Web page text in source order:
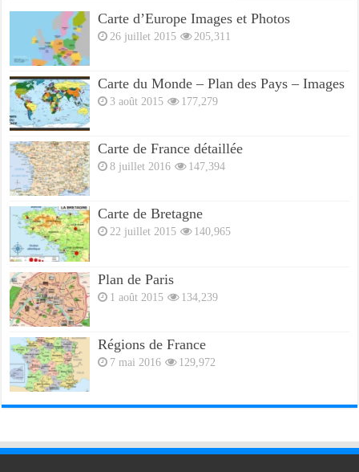
Carte d’Europe Images et Photos
26 juillet 2015 205,311
Carte du Monde – Plan des Pays – Images
3 août 2015 177,279
Carte de France détaillée
8 juillet 2016 147,394
Carte de Bretagne
22 juillet 2015 140,965
Plan de Paris
1 août 2015 134,239
Régions de France
7 mai 2016 129,972